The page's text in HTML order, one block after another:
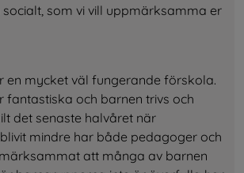
som vi vill uppmärksamma er
en mycket väl fungerande förskola.
fantastiska och barnen trivs och
det senaste halvåret när
mindre har både pedagoger och
att många av barnen